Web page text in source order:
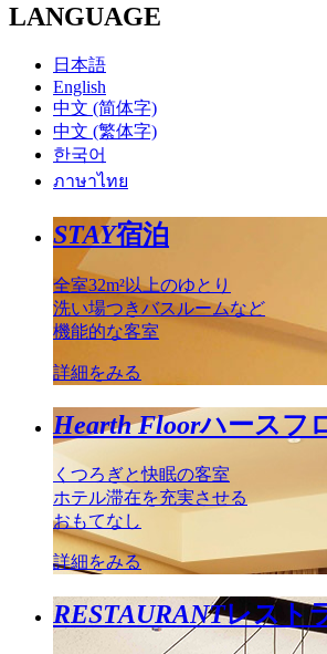
LANGUAGE
日本語
English
中文 (简体字)
中文 (繁体字)
한국어
ภาษาไทย
STAY宿泊
全室32m²以上のゆとり
洗い場つきバスルームなど
機能的な客室
詳細をみる
Hearth Floorハースフ
くつろぎと快眠の客室
ホテル滞在を充実させる
おもてなし
詳細をみる
RESTAURANTレスト